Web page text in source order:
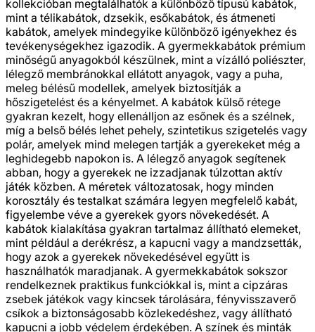
kollekcióban megtalálhatók a különböző típusú kabátok,
mint a télikabátok, dzsekik, esőkabátok, és átmeneti
kabátok, amelyek mindegyike különböző igényekhez és
tevékenységekhez igazodik. A gyermekkabátok prémium
minőségű anyagokból készülnek, mint a vízálló poliészter,
lélegző membránokkal ellátott anyagok, vagy a puha,
meleg bélésű modellek, amelyek biztosítják a
hőszigetelést és a kényelmet. A kabátok külső rétege
gyakran kezelt, hogy ellenálljon az esőnek és a szélnek,
míg a belső bélés lehet pehely, szintetikus szigetelés vagy
polár, amelyek mind melegen tartják a gyerekeket még a
leghidegebb napokon is. A lélegző anyagok segítenek
abban, hogy a gyerekek ne izzadjanak túlzottan aktív
játék közben. A méretek változatosak, hogy minden
korosztály és testalkat számára legyen megfelelő kabát,
figyelembe véve a gyerekek gyors növekedését. A
kabátok kialakítása gyakran tartalmaz állítható elemeket,
mint például a derékrész, a kapucni vagy a mandzsetták,
hogy azok a gyerekek növekedésével együtt is
használhatók maradjanak. A gyermekkabátok sokszor
rendelkeznek praktikus funkciókkal is, mint a cipzáras
zsebek játékok vagy kincsek tárolására, fényvisszaverő
csíkok a biztonságosabb közlekedéshez, vagy állítható
kapucni a jobb védelem érdekében. A színek és minták